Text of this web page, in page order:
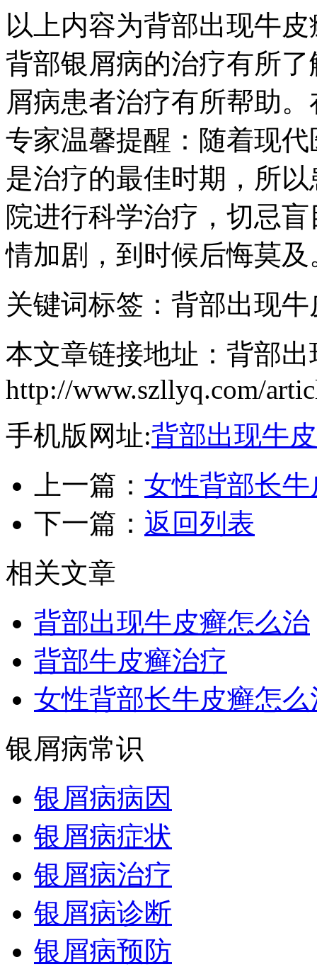
以上内容为背部出现牛
背部银屑病的治疗有所
屑病患者治疗有所帮助
专家温馨提醒：随着现
是治疗的最佳时期，所
院进行科学治疗，切忌
情加剧，到时候后悔莫及
关键词标签：背部出现
本文章链接地址：背部
http://www.szllyq.com/
手机版网址:背部出现牛
上一篇： 女性背部长
下一篇： 返回列表
相关文章
背部出现牛皮癣怎么治
背部牛皮癣治疗
女性背部长牛皮癣怎
银屑病常识
银屑病病因
银屑病症状
银屑病治疗
银屑病诊断
银屑病预防